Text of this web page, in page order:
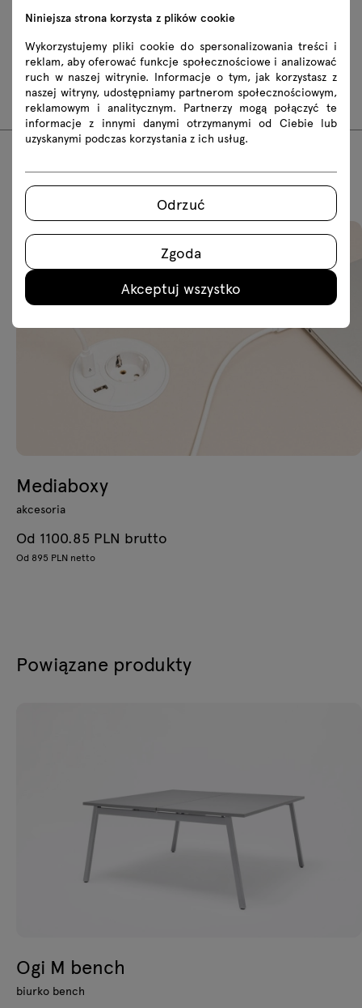
fbx skp
Instrukcje montażu
S73 S83 S89
Polecane produkty
Mediaboxy
akcesoria
Od 1100.85 PLN brutto
Od 895 PLN netto
Powiązane produkty
Ogi M bench
biurko bench
Niniejsza strona korzysta z plików cookie
Wykorzystujemy pliki cookie do spersonalizowania treści i
reklam, aby oferować funkcje społecznościowe i analizować
ruch w naszej witrynie. Informacje o tym, jak korzystasz z
naszej witryny, udostępniamy partnerom społecznościowym,
reklamowym i analitycznym. Partnerzy mogą połączyć te
informacje z innymi danymi otrzymanymi od Ciebie lub
uzyskanymi podczas korzystania z ich usług.
Odrzuć
Zgoda
Akceptuj wszystko